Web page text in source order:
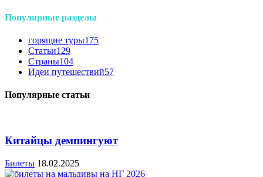
Популярные разделы
горящие туры175
Статьи129
Страны104
Идеи путешествий57
Популярные статьи
Китайцы демпингуют
Билеты 18.02.2025